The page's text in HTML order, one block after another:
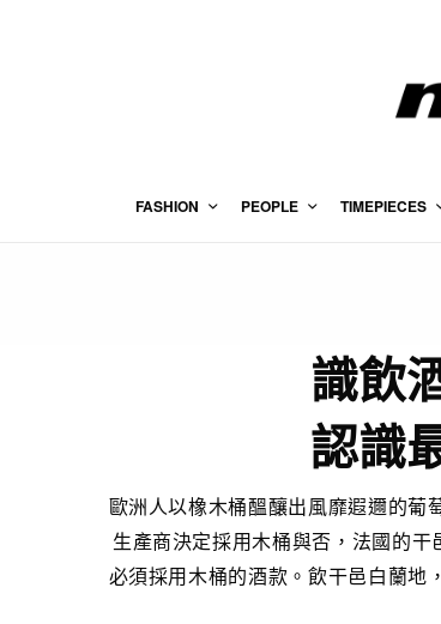
FASHION PEOPLE TIMEPIECES
識飲
認識
歐洲人以橡木桶醞釀出風靡遐邇的葡
生產商決定採用木桶與否，法國的
必須採用木桶的酒款。飲干邑白蘭地